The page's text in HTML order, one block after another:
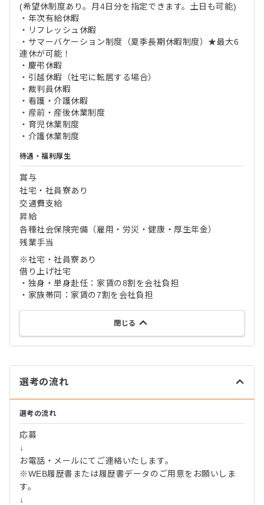
(希望休制度あり。月4日分を指定できます。土日も可能)
・年次有給休暇
・リフレッシュ休暇
・サマーバケーション制度（夏季長期休暇制度）★最大6
連休が可能！
・慶弔休暇
・引越休暇（社宅に転居する場合）
・裁判員休暇
・看護・介護休暇
・産前・産後休業制度
・育児休業制度
・介護休業制度
待遇・福利厚生
賞与
社宅・社員寮あり
交通費支給
昇給
各種社会保険完備（雇用・労災・健康・厚生年金）
残業手当
※社宅・社員寮あり
借り上げ社宅
・独身・単身赴任：家賃の8割を会社負担
・家族帯同：家賃の7割を会社負担
閉じる
選考の流れ
選考の流れ
応募
↓
お電話・メールにてご連絡いたします。
※WEB履歴書または履歴書データのご用意をお願いしま
す。
↓